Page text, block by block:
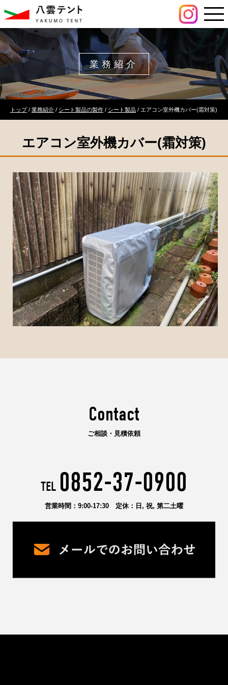
このページの本文へ
業務紹介
現
在
トップ/ 業務紹介 / シート製品の製作 / シート製品 / エアコン室外機カバー(霜対策)
エアコン室外機カバー(霜対策)
Contact
ご相談・見積依頼
TEL 0852-37-0900
営業時間 ：9:00-17:30 定休：日, 祝, 第二土曜